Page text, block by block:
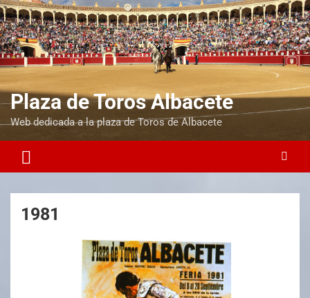
Plaza de Toros Albacete
Web dedicada a la plaza de Toros de Albacete
1981